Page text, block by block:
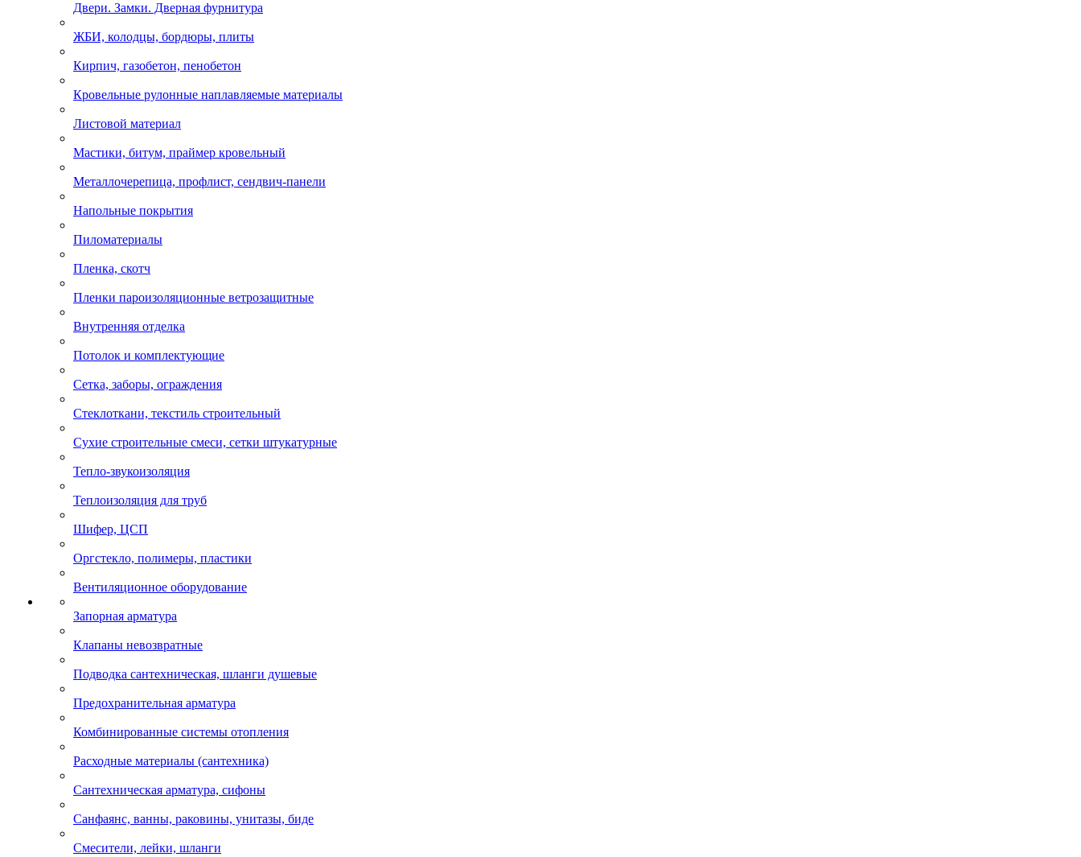
Двери. Замки. Дверная фурнитура
ЖБИ, колодцы, бордюры, плиты
Кирпич, газобетон, пенобетон
Кровельные рулонные наплавляемые материалы
Листовой материал
Мастики, битум, праймер кровельный
Металлочерепица, профлист, сендвич-панели
Напольные покрытия
Пиломатериалы
Пленка, скотч
Пленки пароизоляционные ветрозащитные
Внутренняя отделка
Потолок и комплектующие
Сетка, заборы, ограждения
Стеклоткани, текстиль строительный
Сухие строительные смеси, сетки штукатурные
Тепло-звукоизоляция
Теплоизоляция для труб
Шифер, ЦСП
Оргстекло, полимеры, пластики
Вентиляционное оборудование
Запорная арматура
Клапаны невозвратные
Подводка сантехническая, шланги душевые
Предохранительная арматура
Комбинированные системы отопления
Расходные материалы (сантехника)
Сантехническая арматура, сифоны
Санфаянс, ванны, раковины, унитазы, биде
Смесители, лейки, шланги